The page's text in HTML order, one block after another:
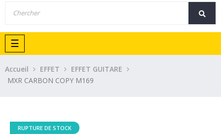
Basculer
la
navigation
☰
Accueil EFFET
EFFET GUITARE
MXR CARBON COPY M169
RUPTURE DE STOCK